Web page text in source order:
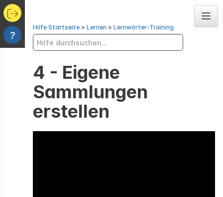
?
Hilfe Startseite > Lernen > Lernwörter-Training
4 - Eigene
Sammlungen
erstellen